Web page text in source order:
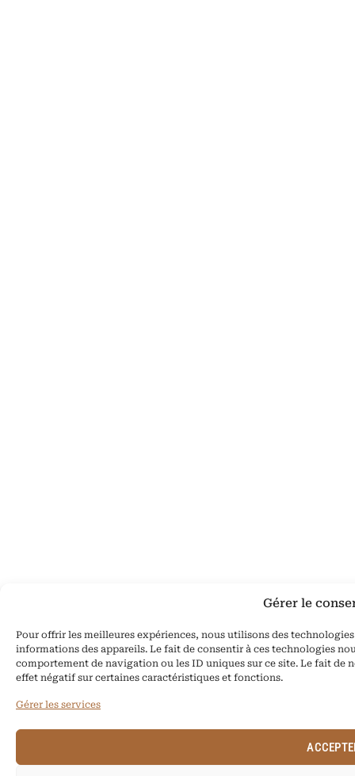
Gérer le
Pour offrir les meilleures expériences, nous utilisons des
informations des appareils. Le fait de consentir à ces technologies
comportement de navigation ou les ID uniques sur ce site. Le fait de
effet négatif sur certaines caractéristiques et fonctions.
Gérer les services